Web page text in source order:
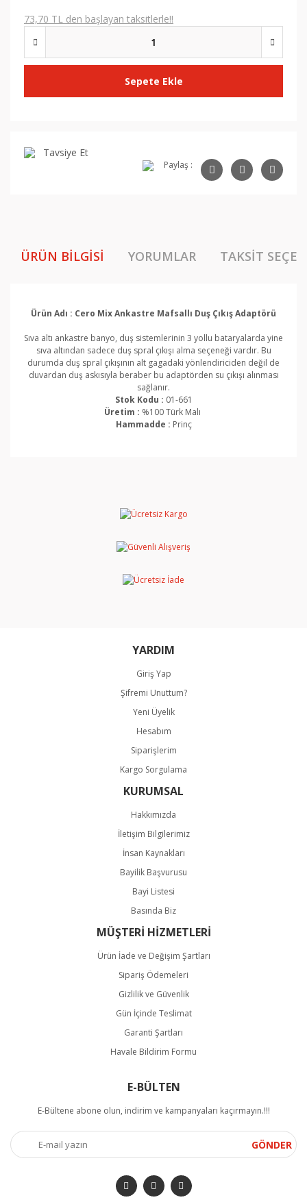
73,70 TL den başlayan taksitlerle!!
Sepete Ekle
Tavsiye Et
Paylaş :
ÜRÜN BILGISI YORUMLAR TAKSIT
Ürün Adı : Cero Mix Ankastre Mafsallı Duş Çıkış Adaptörü
Sıva altı ankastre banyo, duş sistemlerinin 3 yollu bataryalarda yine
sıva altından sadece duş spral çıkışı alma seçeneği vardır. Bu
durumda duş spral çıkışının alt gagadaki yönlendiriciden değil de
duvardan duş askısıyla beraber bu adaptörden su çıkışı alınması
sağlanır.
Stok Kodu : 01-661
Üretim : %100 Türk Malı
Hammadde : Prinç
Yorum Yaz
Ürün açıklamasında eksik bilgiler bulunuyor.
Gönder
YARDIM
Giriş Yap
Şifremi Unuttum?
Yeni Üyelik
Hesabım
Siparişlerim
Kargo Sorgulama
KURUMSAL
Hakkımızda
İletişim Bilgilerimiz
İnsan Kaynakları
Bayilik Başvurusu
Bayi Listesi
Basında Biz
MÜŞTERİ HİZMETLERİ
Ürün İade ve Değişim Şartları
Sipariş Ödemeleri
Gizlilik ve Güvenlik
Gün İçinde Teslimat
Garanti Şartları
Havale Bildirim Formu
E-BÜLTEN
E-Bültene abone olun, indirim ve kampanyaları kaçırmayın.!!!
GÖNDER